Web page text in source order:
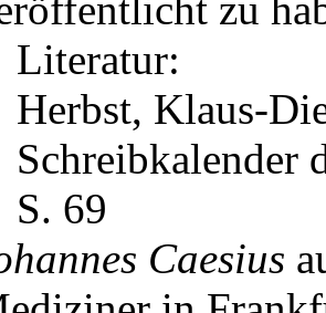
zu
Literatur:
Herbst, Klaus-
Schreibkalender
S. 69
Caesius